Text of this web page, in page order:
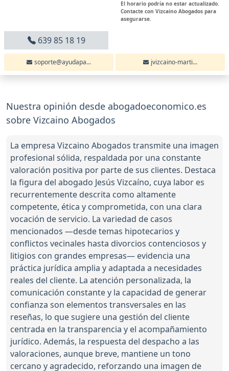
El horario podría no estar actualizado.
Contacte con Vizcaino Abogados para
asegurarse.
639 85 18 19
soporte@ayudapa... jvizcaino-marti...
Nuestra opinión desde abogadoeconomico.es
sobre Vizcaino Abogados
La empresa Vizcaino Abogados transmite una imagen
profesional sólida, respaldada por una constante
valoración positiva por parte de sus clientes. Destaca
la figura del abogado Jesús Vizcaíno, cuya labor es
recurrentemente descrita como altamente
competente, ética y comprometida, con una clara
vocación de servicio. La variedad de casos
mencionados —desde temas hipotecarios y
conflictos vecinales hasta divorcios contenciosos y
litigios con grandes empresas— evidencia una
práctica jurídica amplia y adaptada a necesidades
reales del cliente. La atención personalizada, la
comunicación constante y la capacidad de generar
confianza son elementos transversales en las
reseñas, lo que sugiere una gestión del cliente
centrada en la transparencia y el acompañamiento
jurídico. Además, la respuesta del despacho a las
valoraciones, aunque breve, mantiene un tono
cercano y agradecido, reforzando una imagen de